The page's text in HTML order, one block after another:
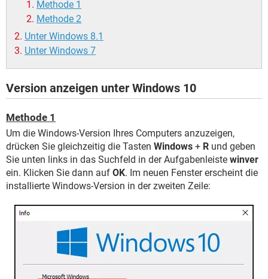
Methode 1
Methode 2
Unter Windows 8.1
Unter Windows 7
Version anzeigen unter Windows 10
Methode 1
Um die Windows-Version Ihres Computers anzuzeigen,
drücken Sie gleichzeitig die Tasten Windows + R und geben
Sie unten links in das Suchfeld in der Aufgabenleiste winver
ein. Klicken Sie dann auf OK. Im neuen Fenster erscheint die
installierte Windows-Version in der zweiten Zeile: